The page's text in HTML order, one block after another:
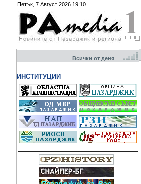
Петък, 7 Август 2026 19:10
Всички от деня
ИНСТИТУЦИИ